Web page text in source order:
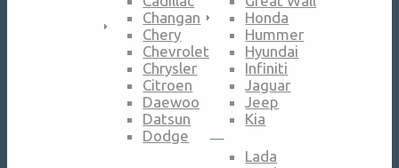
Changan
Chery
Chevrolet
Chrysler
Citroen
Daewoo
Datsun
Dodge
Honda
Hummer
Hyundai
Infiniti
Jaguar
Jeep
Kia
—
Lada